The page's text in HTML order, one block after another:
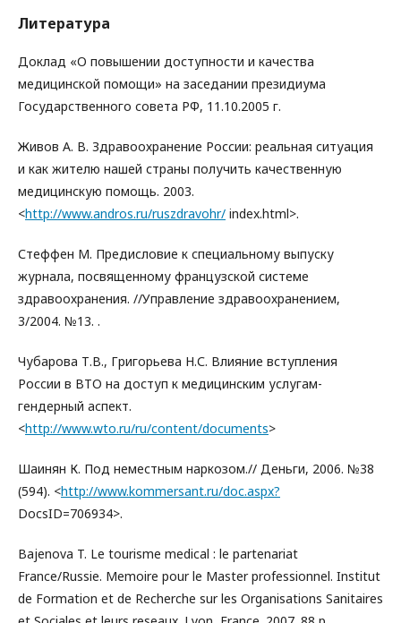
Литература
Доклад «О повышении доступности и качества
медицинской помощи» на заседании президиума
Государственного совета РФ, 11.10.2005 г.
Живов А. В. Здравоохранение России: реальная ситуация
и как жителю нашей страны получить качественную
медицинскую помощь. 2003.
<http://www.andros.ru/ruszdravohr/ index.html>.
Стеффен М. Предисловие к специальному выпуску
журнала, посвященному французской системе
здравоохранения. //Управление здравоохранением,
3/2004. №13. .
Чубарова Т.В., Григорьева Н.С. Влияние вступления
России в ВТО на доступ к медицинским услугам-
гендерный аспект.
<http://www.wto.ru/ru/content/documents>
Шаинян К. Под неместным наркозом.// Деньги, 2006. №38
(594). <http://www.kommersant.ru/doc.aspx?
DocsID=706934>.
Bajenova T. Le tourisme medical : le partenariat
France/Russie. Memoire pour le Master professionnel. Institut
de Formation et de Recherche sur les Organisations Sanitaires